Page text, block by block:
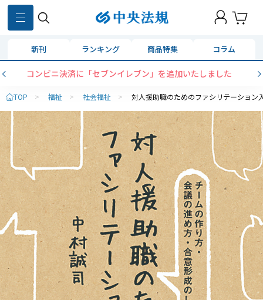
新刊 ランキング 商品特集 コラム
コンビニ決済に「セブンイレブン」を追加いたしました
TOP > 福祉 > 社会福祉 > 対人援助職のためのファシリテーショ